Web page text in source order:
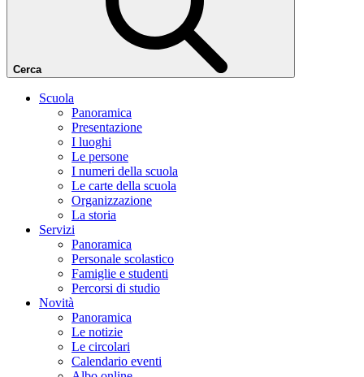
Cerca
Scuola
Panoramica
Presentazione
I luoghi
Le persone
I numeri della scuola
Le carte della scuola
Organizzazione
La storia
Servizi
Panoramica
Personale scolastico
Famiglie e studenti
Percorsi di studio
Novità
Panoramica
Le notizie
Le circolari
Calendario eventi